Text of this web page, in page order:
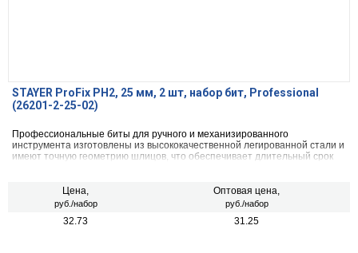
STAYER ProFix PH2, 25 мм, 2 шт, набор бит, Professional
(26201-2-25-02)
Профессиональные биты для ручного и механизированного
инструмента изготовлены из высококачественной легированной стали и
имеют точную геометрию шлицов, что обеспечивает длительный срок
Цена,
руб./набор
Оптовая цена,
руб./набор
32.73 31.25